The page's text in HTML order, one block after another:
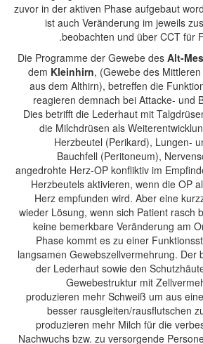
zuvor in der aktiven Phase aufgebaut
ist auch Veränderung im jeweils
beobachten und über CCT für
Die Programme der Gewebe des Alt-
dem Kleinhirn, (Gewebe des
aus dem Althirn), betreffen die
reagieren demnach bei Attacke- und
Dies betrifft die Lederhaut mit
die Milchdrüsen als
Herzbeutel (Perikard), Lungen-
Bauchfell (Peritoneum),
angedrohte Herz-OP konfliktiv im
Herzbeutels aktivieren, wenn die OP
Herz empfunden wird. Aber eine
wieder Lösung, wenn sich Patient rasch
keine bemerkbare Veränderung am
Phase kommt es zu einer
langsamen Gewebszellvermehrung. Der
der Lederhaut sowie den
Gewebestruktur mit
produzieren mehr Schweiß um aus
besser rausgleiten/rausflutschen
produzieren mehr Milch für die
Nachwuchs bzw. zu versorgende